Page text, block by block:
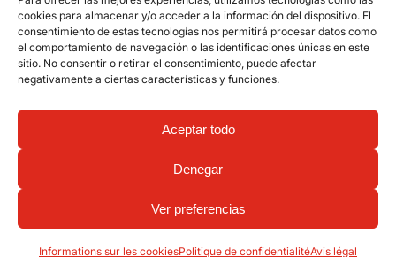
cookies para almacenar y/o acceder a la información del dispositivo. El
consentimiento de estas tecnologías nos permitirá procesar datos como
el comportamiento de navegación o las identificaciones únicas en este
sitio. No consentir o retirar el consentimiento, puede afectar
negativamente a ciertas características y funciones.
Aceptar todo
Denegar
Ver preferencias
Informations sur les cookiesPolitique de confidentialitéAvis légal
+34 96 151 53 44
info@grupfabregas.com
Grup Fábregas
Accès concessionnaire
Avis légal
Politique de confidentialité
Informations sur les cookies
mobiliers urbains ECO Friendly –
qualitystudio